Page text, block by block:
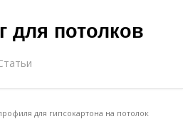
для потолков
для гипсокартона на потолок